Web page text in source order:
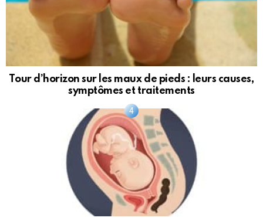
Tour d’horizon sur les maux de pieds : leurs causes,
symptômes et traitements